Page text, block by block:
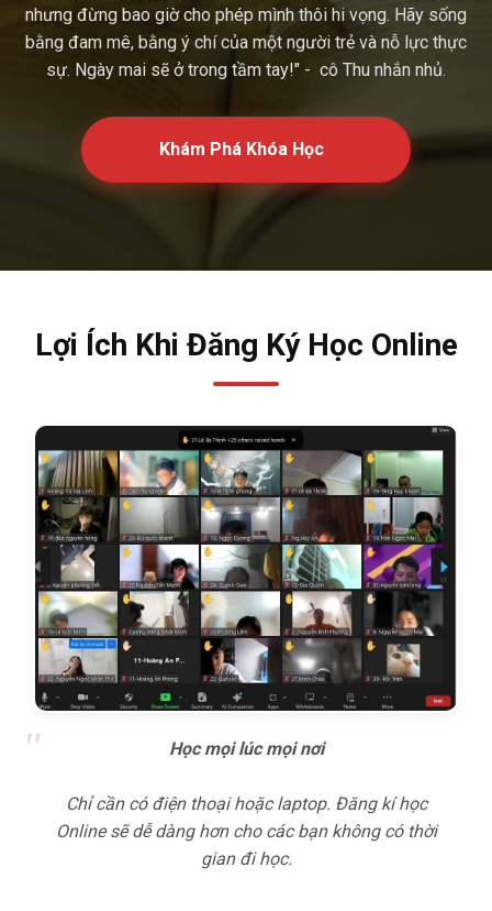
nhưng đừng bao giờ cho phép mình thôi hi vọng. Hãy sống
bằng đam mê, bằng ý chí của một người trẻ và nỗ lực thực
sự. Ngày mai sẽ ở trong tầm tay!" - cô Thu nhắn nhủ.
Khám Phá Khóa Học
Lợi Ích Khi Đăng Ký Học Online
Học mọi lúc mọi nơi
Chỉ cần có điện thoại hoặc laptop. Đăng kí học
Online sẽ dễ dàng hơn cho các bạn không có thời
gian đi học.